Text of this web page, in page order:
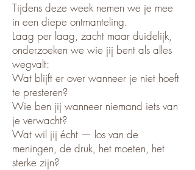
Tijdens deze week nemen we je mee
in een diepe ontmanteling.
Laag per laag, zacht maar duidelijk,
onderzoeken we wie jij bent als alles
wegvalt:
Wat blijft er over wanneer je niet hoeft
te presteren?
Wie ben jij wanneer niemand iets van
je verwacht?
Wat wil jij écht — los van de
meningen, de druk, het moeten, het
sterke zijn?